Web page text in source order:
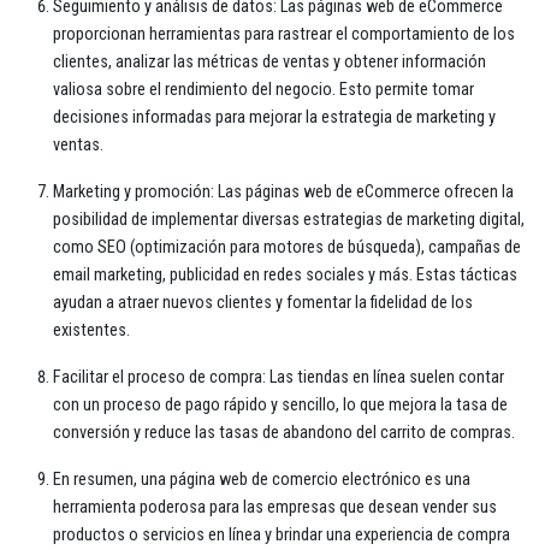
Seguimiento y análisis de datos: Las páginas web de eCommerce
proporcionan herramientas para rastrear el comportamiento de los
clientes, analizar las métricas de ventas y obtener información
valiosa sobre el rendimiento del negocio. Esto permite tomar
decisiones informadas para mejorar la estrategia de marketing y
ventas.
Marketing y promoción: Las páginas web de eCommerce ofrecen la
posibilidad de implementar diversas estrategias de marketing digital,
como SEO (optimización para motores de búsqueda), campañas de
email marketing, publicidad en redes sociales y más. Estas tácticas
ayudan a atraer nuevos clientes y fomentar la fidelidad de los
existentes.
Facilitar el proceso de compra: Las tiendas en línea suelen contar
con un proceso de pago rápido y sencillo, lo que mejora la tasa de
conversión y reduce las tasas de abandono del carrito de compras.
En resumen, una página web de comercio electrónico es una
herramienta poderosa para las empresas que desean vender sus
productos o servicios en línea y brindar una experiencia de compra